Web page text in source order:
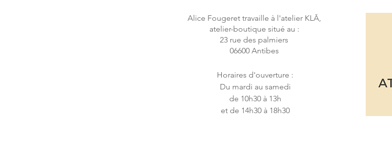
Alice Fougeret travaille à l'atelier KLĀ,
atelier-boutique situé au :
23 rue des palmiers
06600 Antibes
Horaires d'ouverture :
Du mardi au samedi
de 10h30 à 13h
et de 14h30 à 18h30